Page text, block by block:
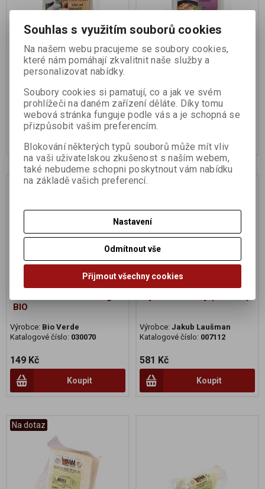
Manouri 150g BIO
Katalogové číslo:001304
123 Kč
Sýr Halloumi 150g
Katalogové číslo:030072
128 Kč
Na dotaz
BIO
Výrobce: Bio Verde
Katalogové číslo: 030070
149 Kč
Koupit
Výrobce: Jakub Laušman
Katalogové číslo: 007112
581 Kč
Koupit
Na dotaz
Souhlas s využitím souborů cookies
Na našem webu pracujeme se soubory cookies,
které nám pomáhají zkvalitnit naše služby a
personalizovat nabídky.
Soubory cookies si pamatují, co a jak ve svém
prohlížeči na daném zařízení děláte. Díky tomu
webová stránka funguje podle vás a je schopná se
přizpůsobit vašim preferencím.
Blokování některých typů souborů může mít vliv
na vaši uživatelskou zkušenost s naším webem,
také nebudeme schopni poskytnout vám nabídku
na základě vašich preferencí.
Nastavení
Odmítnout vše
Přijmout všechny cookies